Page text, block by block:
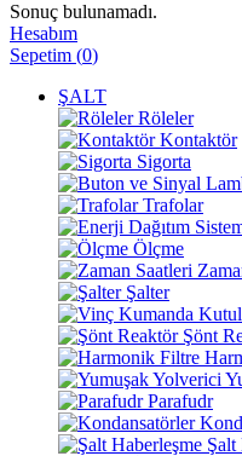
Sonuç bulunamadı.
Hesabım
Sepetim (0)
ŞALT
Röleler
Kontaktör
Sigorta
Trafolar
Ölçme
Şalter
Şönt
Parafudr
Şalt